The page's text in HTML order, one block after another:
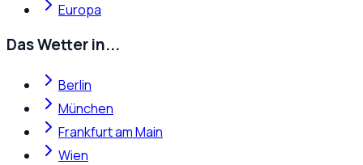
Europa
Das Wetter in...
Berlin
München
Frankfurt am Main
Wien